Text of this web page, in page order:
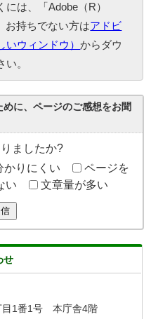
は、「Adobe（R）
お持ちでない方はアドビ
いウィンドウ）からダウ
。
に、ページのご感想をお聞
ましたか?
かりにくい
ページを
い 文章量が多い
せ
1番1号 本庁舎4階